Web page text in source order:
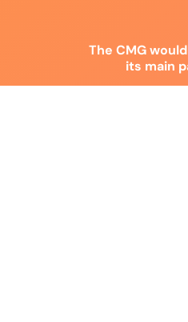
The CMG
its main